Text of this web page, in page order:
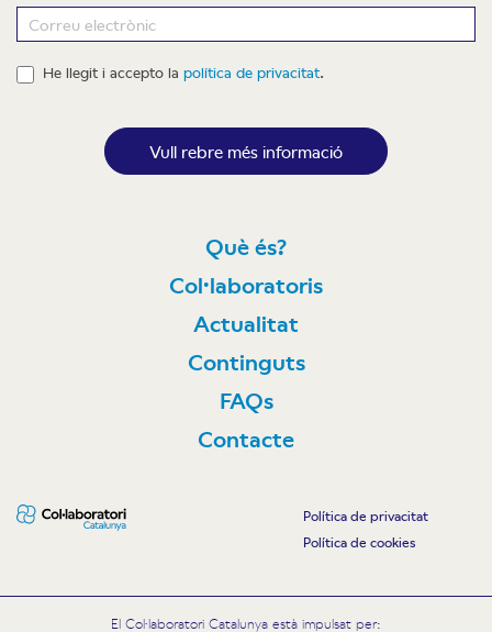
Newsletter
He llegit i accepto la política de privacitat.
Vull rebre més informació
Què és?
Col·laboratoris
Actualitat
Continguts
FAQs
Contacte
Política de privacitat
Política de cookies
El Col·laboratori Catalunya està impulsat per: